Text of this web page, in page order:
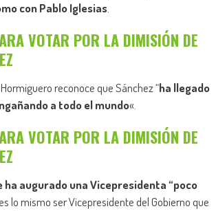
con Pablo Iglesias.
VOTAR POR LA DIMISIÓN DE
reconoce que Sánchez “ha llegado
a todo el mundo«.
VOTAR POR LA DIMISIÓN DE
ha augurado una Vicepresidenta “poco
lo mismo ser Vicepresidente del Gobierno que